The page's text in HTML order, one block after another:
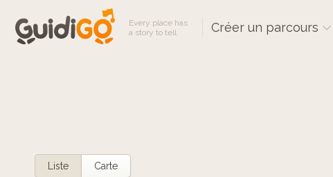
Every place has
a story to tell
Créer un parcours
Liste Carte